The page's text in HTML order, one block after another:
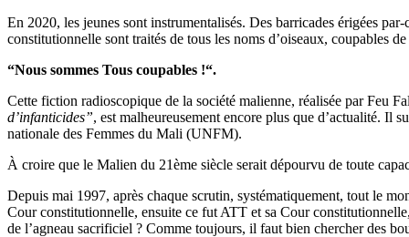
En 2020, les jeunes sont instrumentalisés. Des barricades érigées
constitutionnelle sont traités de tous les noms d’oiseaux, coupables
“Nous sommes Tous coupables !“.
Cette fiction radioscopique de la société malienne, réalisée par Feu
d’infanticides”, est malheureusement encore plus que d’actualité. Il
nationale des Femmes du Mali (UNFM).
À croire que le Malien du 21ème siècle serait dépourvu de toute
Depuis mai 1997, après chaque scrutin, systématiquement, tout le
Cour constitutionnelle, ensuite ce fut ATT et sa Cour
de l’agneau sacrificiel ? Comme toujours, il faut bien chercher des